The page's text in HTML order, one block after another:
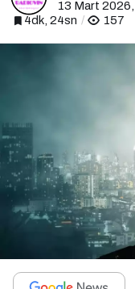
13 Mart
4dk, 24sn
157